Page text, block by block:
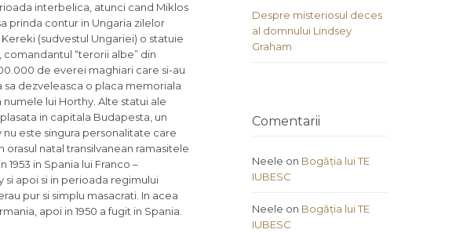
interbelica, atunci cand Miklos
prinda contur in Ungaria zilelor
(sudvestul Ungariei) o statuie
“terorii albe” din
de everei maghiari care si-au
sa dezveleasca o placa memoriala
lui Horthy. Alte statui ale
in capitala Budapesta, un
este singura personalitate care
natal transilvanean ramasitele
in Spania lui Franco –
si apoi si in perioada regimului
pur si simplu masacrati. In acea
apoi in 1950 a fugit in Spania.
Despre misteriosul deces
al domnului Lindsey
Graham
Comentarii
Neele on Bogăția lui TE
IUBESC
Neele on Bogăția lui TE
IUBESC